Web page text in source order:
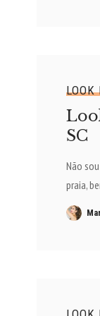
LOOK
SC
Não
praia,